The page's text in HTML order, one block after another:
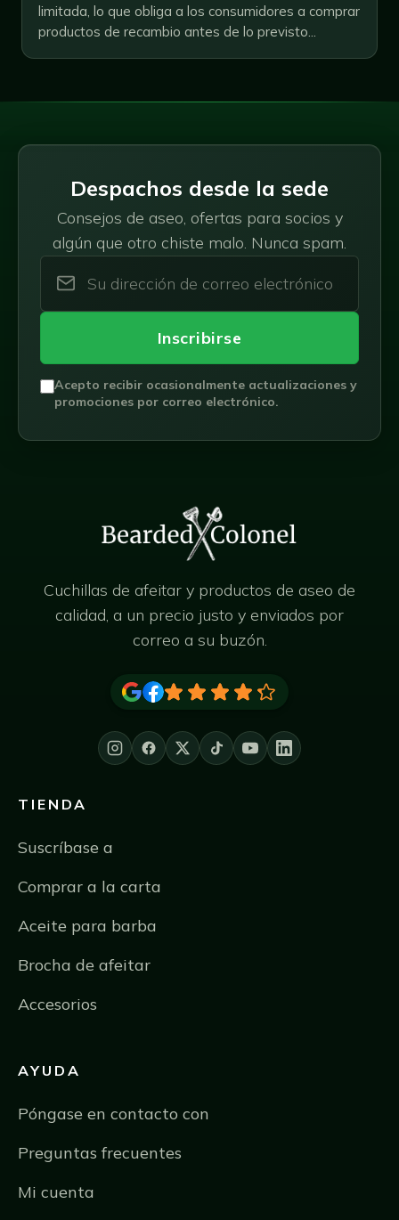
limitada, lo que obliga a los consumidores a comprar
productos de recambio antes de lo previsto...
Despachos desde la sede
Consejos de aseo, ofertas para socios y
algún que otro chiste malo. Nunca spam.
Inscribirse
Acepto recibir ocasionalmente actualizaciones y
promociones por correo electrónico.
Cuchillas de afeitar y productos de aseo de
calidad, a un precio justo y enviados por
correo a su buzón.
TIENDA
Suscríbase a
Comprar a la carta
Aceite para barba
Brocha de afeitar
Accesorios
AYUDA
Póngase en contacto con
Preguntas frecuentes
Mi cuenta